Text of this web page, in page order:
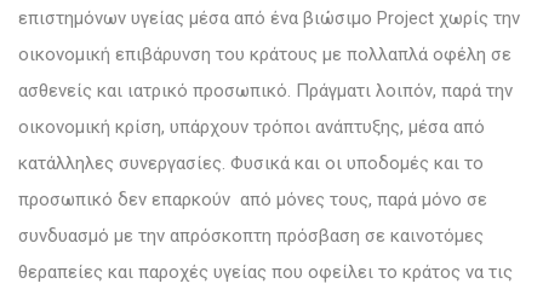
επιστημόνων υγείας μέσα από ένα βιώσιμο Project χωρίς την
οικονομική επιβάρυνση του κράτους με πολλαπλά οφέλη σε
ασθενείς και ιατρικό προσωπικό. Πράγματι λοιπόν, παρά την
οικονομική κρίση, υπάρχουν τρόποι ανάπτυξης, μέσα από
κατάλληλες συνεργασίες. Φυσικά και οι υποδομές και το
προσωπικό δεν επαρκούν από μόνες τους, παρά μόνο σε
συνδυασμό με την απρόσκοπτη πρόσβαση σε καινοτόμες
θεραπείες και παροχές υγείας που οφείλει το κράτος να τις